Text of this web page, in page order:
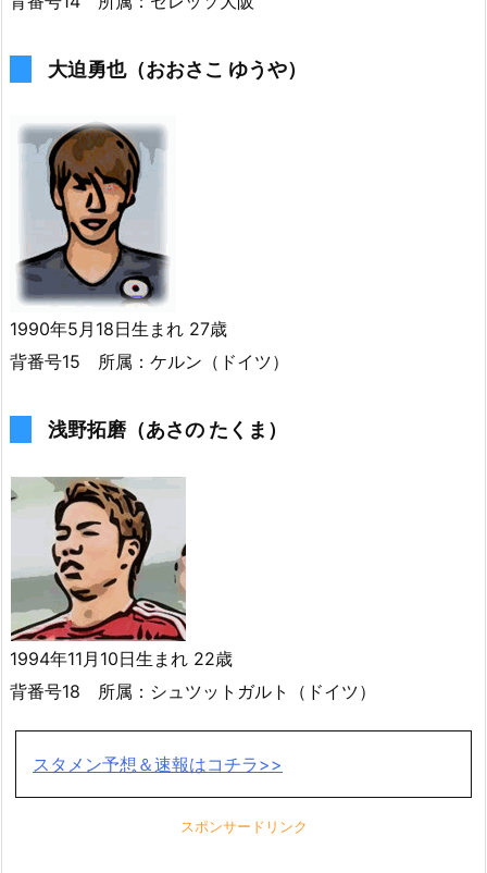
大迫勇也（おおさこ ゆうや）
1990年5月18日生まれ 27歳
背番号15 所属：ケルン（ドイツ）
浅野拓磨（あさの たくま）
1994年11月10日生まれ 22歳
背番号18 所属：シュツットガルト（ドイツ）
スタメン予想＆速報はコチラ>>
スポンサードリンク